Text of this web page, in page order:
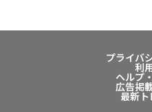
プライバ
利
ヘルプ
広告掲
最新